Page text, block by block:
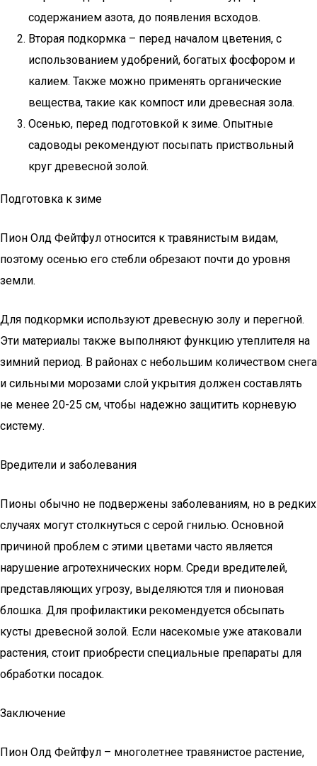
содержанием азота, до появления всходов.
Вторая подкормка – перед началом цветения, с
использованием удобрений, богатых фосфором и
калием. Также можно применять органические
вещества, такие как компост или древесная зола.
Осенью, перед подготовкой к зиме. Опытные
садоводы рекомендуют посыпать приствольный
круг древесной золой.
Подготовка к зиме
Пион Олд Фейтфул относится к травянистым видам,
поэтому осенью его стебли обрезают почти до уровня
земли.
Для подкормки используют древесную золу и перегной.
Эти материалы также выполняют функцию утеплителя на
зимний период. В районах с небольшим количеством снега
и сильными морозами слой укрытия должен составлять
не менее 20-25 см, чтобы надежно защитить корневую
систему.
Вредители и заболевания
Пионы обычно не подвержены заболеваниям, но в редких
случаях могут столкнуться с серой гнилью. Основной
причиной проблем с этими цветами часто является
нарушение агротехнических норм. Среди вредителей,
представляющих угрозу, выделяются тля и пионовая
блошка. Для профилактики рекомендуется обсыпать
кусты древесной золой. Если насекомые уже атаковали
растения, стоит приобрести специальные препараты для
обработки посадок.
Заключение
Пион Олд Фейтфул – многолетнее травянистое растение,